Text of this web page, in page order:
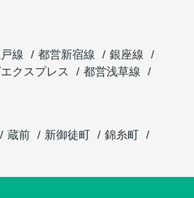
線 都営新宿線
銀座線
クスプレス
都営浅草線
蔵前 新御徒町
錦糸町